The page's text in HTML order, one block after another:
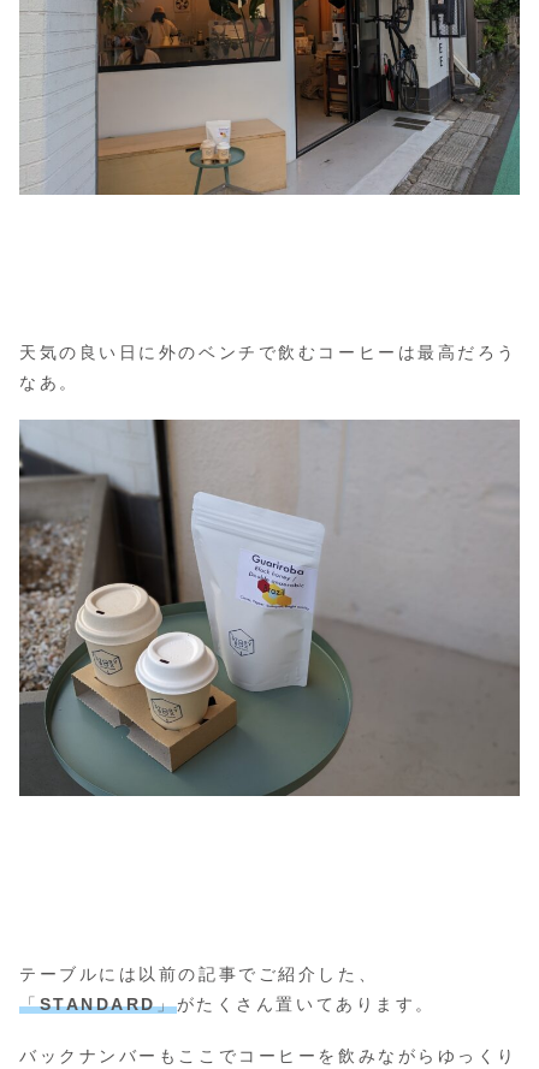
天気の良い日に外のベンチで飲むコーヒーは最高だろう
なあ。
テーブルには以前の記事でご紹介した、
「STANDARD」がたくさん置いてあります。
バックナンバーもここでコーヒーを飲みながらゆっくり